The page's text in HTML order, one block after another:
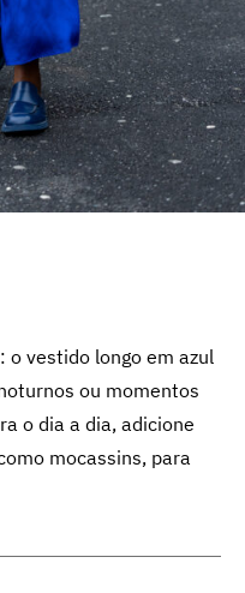
vestido longo em azul
ou momentos
o dia a dia, adicione
mocassins, para